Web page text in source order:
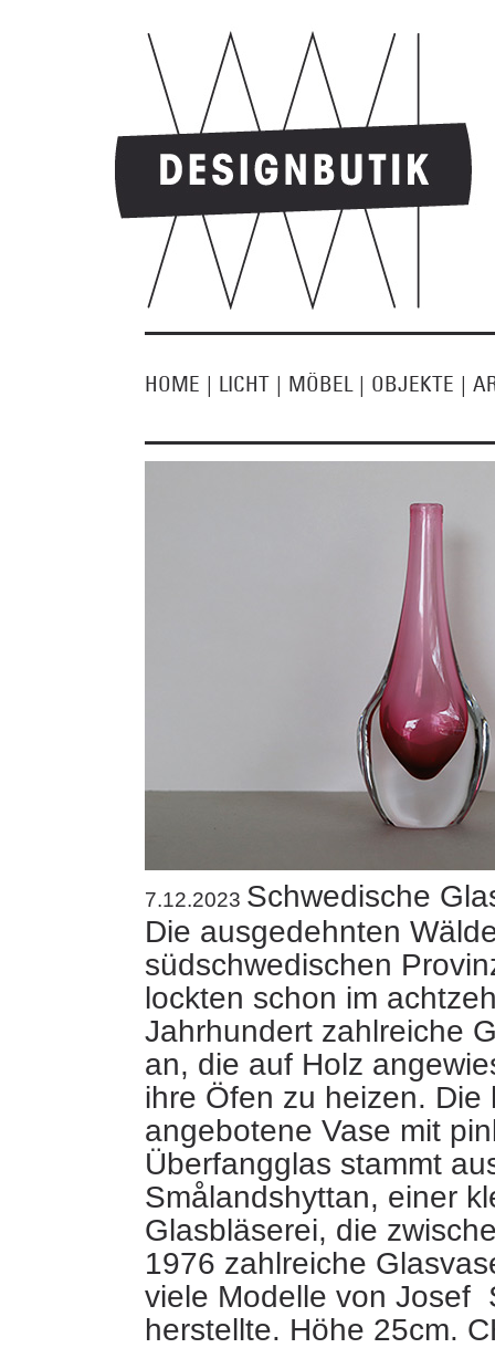
HOME | LICHT | MÖBEL | OBJEKTE |
7.12.2023 Schwedische
Die ausgedehnten
südschwedischen
lockten schon im
Jahrhundert zahlreiche
an, die auf Holz
ihre Öfen zu heizen. Die
angebotene Vase mit
Überfangglas stammt
Smålandshyttan, einer
Glasbläserei, die
1976 zahlreiche
viele Modelle von Josef
herstellte. Höhe 25cm.